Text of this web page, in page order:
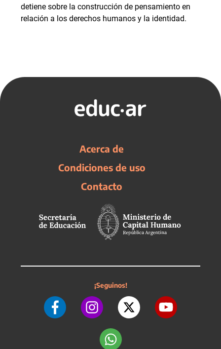
detiene sobre la construcción de pensamiento en
relación a los derechos humanos y la identidad.
Acerca de
Condiciones de uso
Contacto
¡Seguinos!